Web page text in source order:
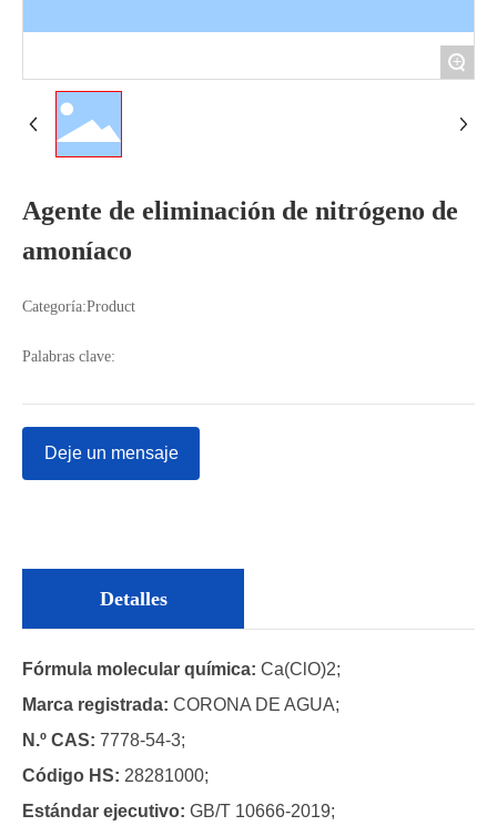
+
Agente de eliminación de nitrógeno de
amoníaco
Categoría:Product
Palabras clave:
Deje un mensaje
Detalles
Fórmula molecular química: Ca(ClO)2;
Marca registrada: CORONA DE AGUA;
N.º CAS: 7778-54-3;
Código HS: 28281000;
Estándar ejecutivo: GB/T 10666-2019;